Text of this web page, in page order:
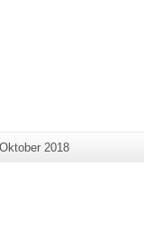
2018